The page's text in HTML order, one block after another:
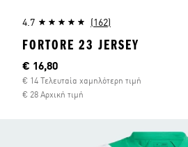
4.7 (162)
FORTORE 23 JERSEY
Τρέχουσα τιμή
€ 16,80
€ 14 Τελευταία χαμηλότερη τιμή
€ 28 Αρχική τιμή